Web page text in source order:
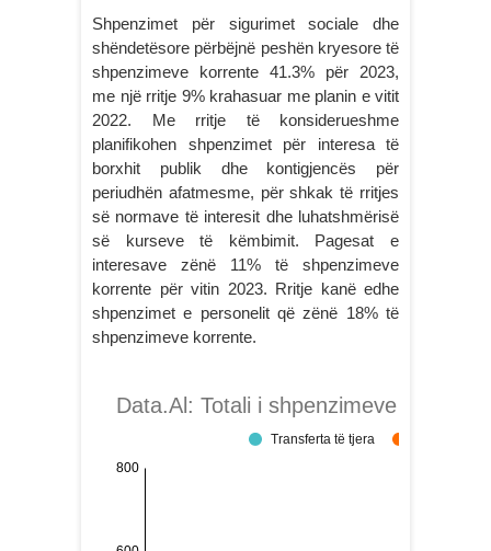
Shpenzimet për sigurimet sociale dhe
shëndetësore përbëjnë peshën kryesore të
shpenzimeve korrente 41.3% për 2023,
me një rritje 9% krahasuar me planin e vitit
2022. Me rritje të konsiderueshme
planifikohen shpenzimet për interesa të
borxhit publik dhe kontigjencës për
periudhën afatmesme, për shkak të rritjes
së normave të interesit dhe luhatshmërisë
së kurseve të këmbimit. Pagesat e
interesave zënë 11% të shpenzimeve
korrente për vitin 2023. Rritje kanë edhe
shpenzimet e personelit që zënë 18% të
shpenzimeve korrente.